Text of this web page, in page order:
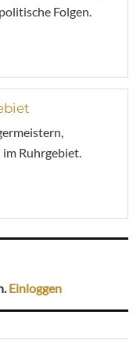
Folgen.
Ruhrgebiet.
Einloggen